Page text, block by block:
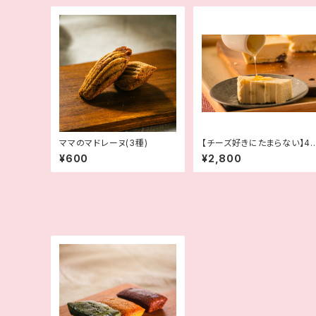
ママのマドレーヌ(3種)
¥600
【チーズ好きにたまらない】4
種の超チーズケーキ
¥2,800